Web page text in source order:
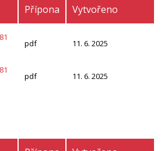
Přípona Vytvořeno
pdf 11. 6. 2025
pdf 11. 6. 2025